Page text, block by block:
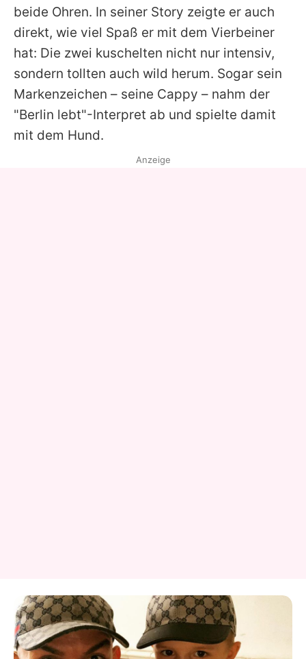
beide Ohren. In seiner Story zeigte er auch
direkt, wie viel Spaß er mit dem Vierbeiner
hat: Die zwei kuschelten nicht nur intensiv,
sondern tollten auch wild herum. Sogar sein
Markenzeichen – seine Cappy – nahm der
"Berlin lebt"-Interpret ab und spielte damit
mit dem Hund.
Anzeige